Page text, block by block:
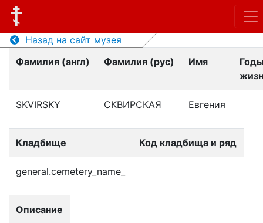
Назад на сайт музея
Фамилия (англ)
Фамилия (рус) Имя
SKVIRSKY СКВИРСКАЯ Евгения
Кладбище Код кладбища и ряд
general.cemetery_name_
Описание